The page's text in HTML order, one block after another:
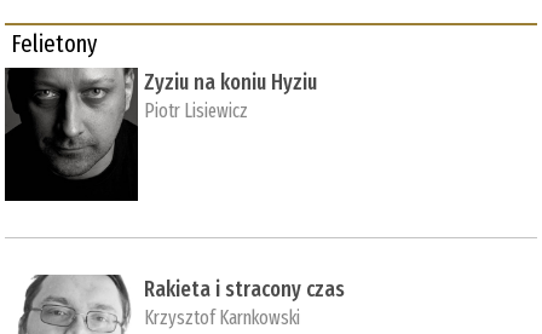
Felietony
Zyziu na koniu Hyziu
Piotr Lisiewicz
Rakieta i stracony czas
Krzysztof Karnkowski